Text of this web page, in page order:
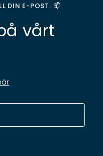
DIN E-POST. 📫
vårt